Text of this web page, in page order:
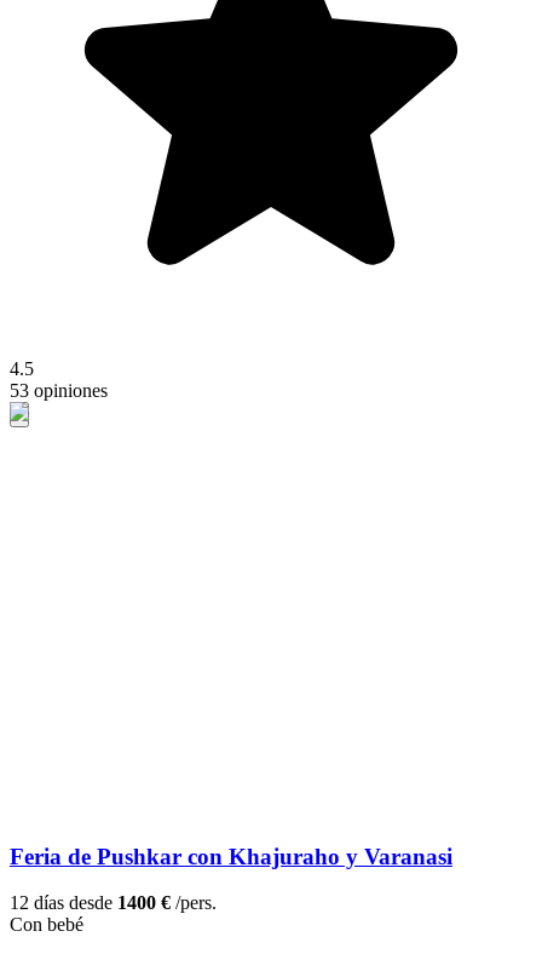
4.5
53 opiniones
Feria de Pushkar con Khajuraho y Varanasi
12 días desde 1400 € /pers.
Con bebé